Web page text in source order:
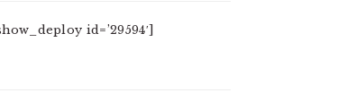
id=’29594′]